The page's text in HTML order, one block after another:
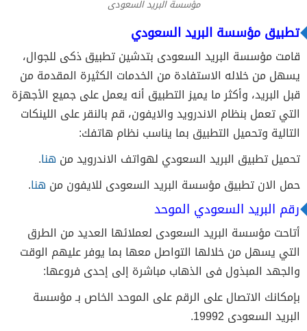
مؤسسة البريد السعودى
تطبيق مؤسسة البريد السعودي
قامت مؤسسة البريد السعودى بتدشين تطبيق ذكى للجوال،
يسهل من خلاله الاستفادة من الخدمات الكثيرة المقدمة من
قبل البريد، وأكثر ما يميز التطبيق أنه يعمل على جميع الأجهزة
التي تعمل بنظام الاندرويد والايفون، قم بالنقر على اللينكات
التالية وتحميل التطبيق بما يناسب نظام هاتفك:
تحميل تطبيق البريد السعودي لهواتف الاندرويد من هنا.
حمل الان تطبيق مؤسسة البريد السعودى للايفون من هنا.
رقم البريد السعودي الموحد
أتاحت مؤسسة البريد السعودى لعملائها العديد من الطرق
التي يسهل من خلالها التواصل معها بما يوفر عليهم الوقت
والجهد المبذول فى الذهاب مباشرة إلى إحدى فروعها:
بإمكانك الاتصال على الرقم على الموحد الخاص بـ مؤسسة
البريد السعودى 19992.